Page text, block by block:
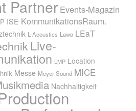
Partner Events-Magazin
ISE KommunikationsRaum.
L-Acoustics Lawo LEaT
Live-
LMP Location
Messe Meyer Sound MICE
Nachhaltigkeit